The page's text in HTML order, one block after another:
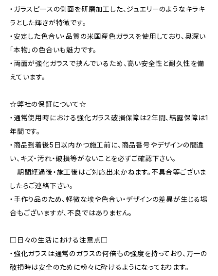
・ガラスピースの側面を研磨加工した、ジュエリーのようなキラキ
ラとした輝きが特徴です。
・安定した色合い・品質の米国産色ガラスを使用しており、奥深い
「本物」の色合いも魅力です。
・両面が強化ガラスで挟んでいるため、高い安全性と耐久性を備
えています。
☆弊社の保証について☆
・通常使用時における強化ガラス破損保障は2年間、結露保障は1
年間です。
・商品到着後5日以内かつ施工前に、商品番号やデザインの間違
い、キズ・汚れ・破損等がないことを必ずご確認下さい。
期間経過後・施工後はご対応出来かねます。不具合等ございま
したらご連絡下さい。
・手作り品のため、軽微な埃や色合い・デザインの差異が生じる場
合もございますが、不良ではありません。
□日々の生活における注意点□
・強化ガラスは通常のガラスの何倍もの強度を持っており、万一の
破損時は安全のために粉々に砕けるようになっております。